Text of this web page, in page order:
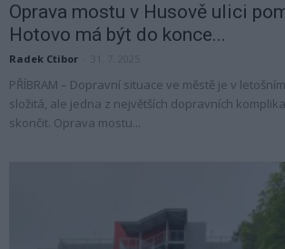
Oprava mostu v Husově ulici
Hotovo má být do konce...
Radek Ctibor
PŘÍBRAM – Dopravní situace ve městě je v
složitá, ale jedna z největších dopravních
skončit. Oprava mostu...